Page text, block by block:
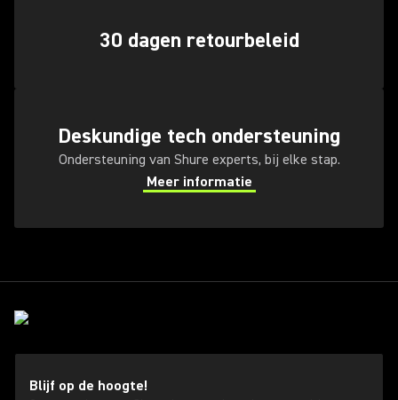
30 dagen retourbeleid
Deskundige tech ondersteuning
Ondersteuning van Shure experts, bij elke stap.
Meer informatie
Blijf op de hoogte!